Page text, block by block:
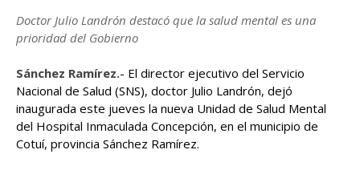
Doctor Julio Landrón destacó que la salud mental es una
prioridad del Gobierno
Sánchez Ramírez.- El director ejecutivo del Servicio
Nacional de Salud (SNS), doctor Julio Landrón, dejó
inaugurada este jueves la nueva Unidad de Salud Mental
del Hospital Inmaculada Concepción, en el municipio de
Cotuí, provincia Sánchez Ramírez.